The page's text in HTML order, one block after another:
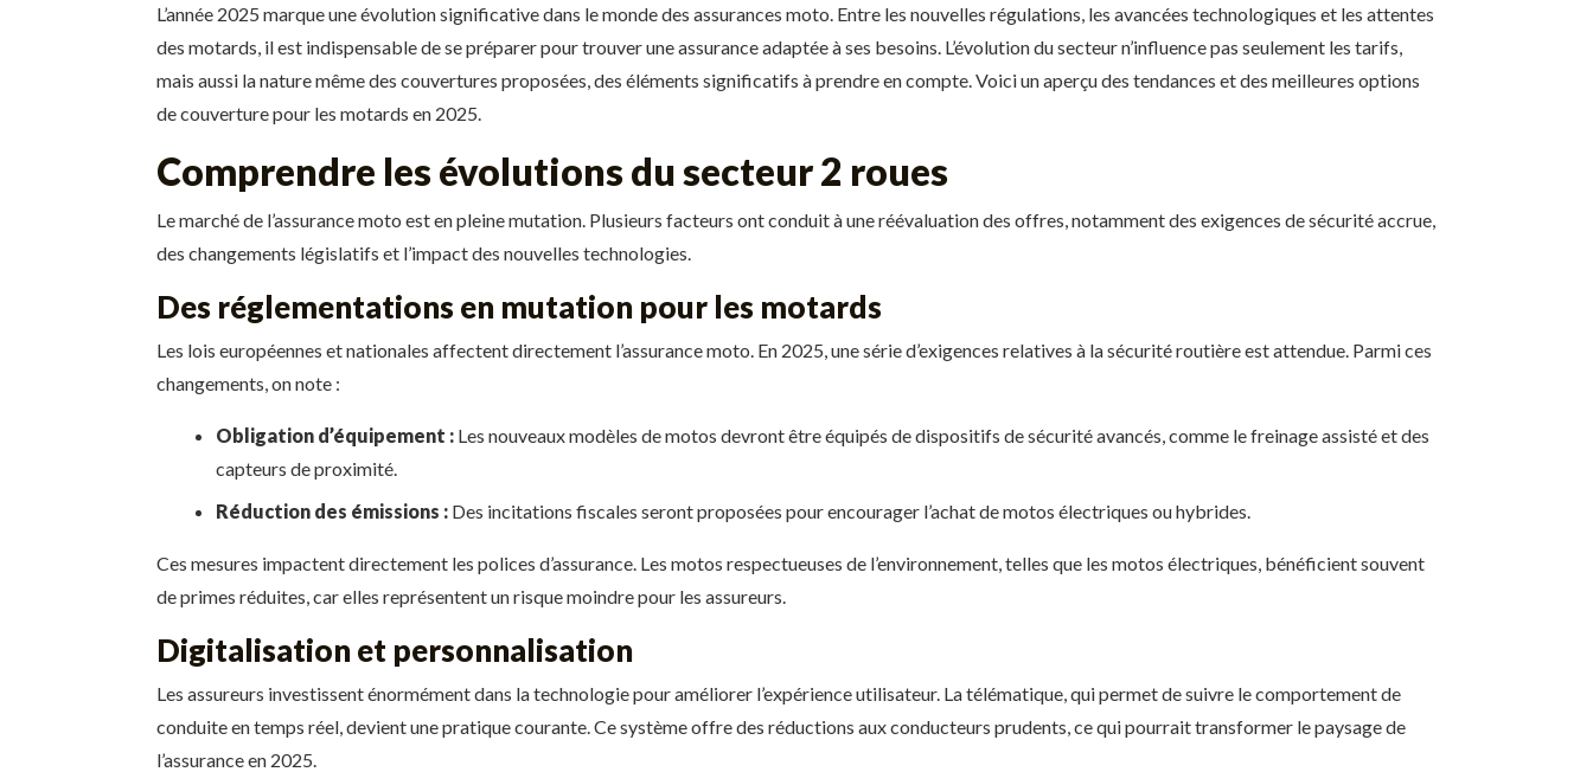
L’année 2025 marque une évolution significative dans le monde des assurances moto. Entre les nouvelles régulations, les avancées technologiques et les attentes
des motards, il est indispensable de se préparer pour trouver une assurance adaptée à ses besoins. L’évolution du secteur n’influence pas seulement les tarifs,
mais aussi la nature même des couvertures proposées, des éléments significatifs à prendre en compte. Voici un aperçu des tendances et des meilleures options
de couverture pour les motards en 2025.
Comprendre les évolutions du secteur 2 roues
Le marché de l’assurance moto est en pleine mutation. Plusieurs facteurs ont conduit à une réévaluation des offres, notamment des exigences de sécurité accrue,
des changements législatifs et l’impact des nouvelles technologies.
Des réglementations en mutation pour les motards
Les lois européennes et nationales affectent directement l’assurance moto. En 2025, une série d’exigences relatives à la sécurité routière est attendue. Parmi ces
changements, on note :
Obligation d’équipement :Les nouveaux modèles de motos devront être équipés de dispositifs de sécurité avancés, comme le freinage assisté et des
capteurs de proximité.
Réduction des émissions :Des incitations fiscales seront proposées pour encourager l’achat de motos électriques ou hybrides.
Ces mesures impactent directement les polices d’assurance. Les motos respectueuses de l’environnement, telles que les motos électriques, bénéficient souvent
de primes réduites, car elles représentent un risque moindre pour les assureurs.
Digitalisation et personnalisation
Les assureurs investissent énormément dans la technologie pour améliorer l’expérience utilisateur. La télématique, qui permet de suivre le comportement de
conduite en temps réel, devient une pratique courante. Ce système offre des réductions aux conducteurs prudents, ce qui pourrait transformer le paysage de
l’assurance en 2025.